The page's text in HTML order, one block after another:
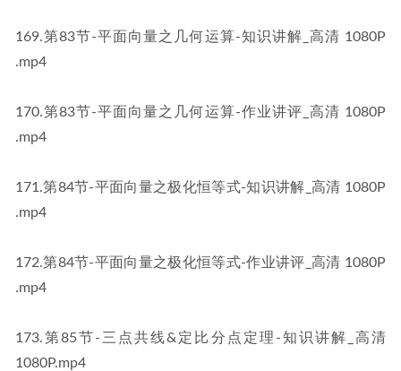
​169​.第83节-平面向量之几何运算-知识讲解_高清 1080P​​
.mp4
​170​.第83节-平面向量之几何运算-作业讲评_高清 1080P​​
.mp4
​171​.第84节-平面向量之极化恒等式-知识讲解_高清 1080P​​
.mp4
​172​.第84节-平面向量之极化恒等式-作业讲评_高清 1080P​​
.mp4
​173​.第85节-三点共线&定比分点定理-知识讲解_高清
1080P​​.mp4